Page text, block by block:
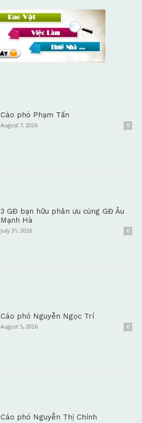
Cáo phó Phạm Tấn
August 7, 2026 0
3 GĐ bạn hữu phân ưu cùng GĐ Âu
Mạnh Hà
July 31, 2026 0
Cáo phó Nguyễn Ngọc Trí
August 5, 2026 0
Cáo phó Nguyễn Thị Chính